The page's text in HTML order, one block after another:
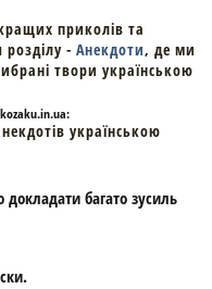
приколів та
- Анекдоти, де ми
твори українською
українською
багато зусиль